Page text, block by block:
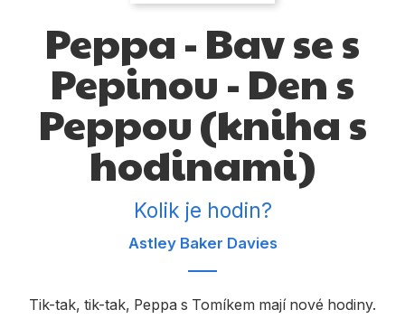
Dárkové publikace
Dárkové zboží
Hobby
Jazyky
Kalendáře
Počítače
Peppa - Bav se s
Pepinou - Den s
Peppou (kniha s
hodinami)
Kolik je hodin?
Astley Baker Davies
Tik-tak, tik-tak, Peppa s Tomíkem mají nové hodiny.